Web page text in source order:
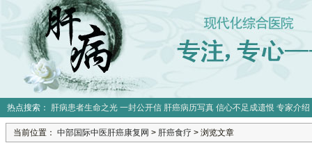
热点搜索： 肝病患者生命之光 一封公开信 肝癌病历写真 信心不足成遗恨 专家介绍
当前位置： 中部国际中医肝癌康复网 > 肝癌食疗 > 浏览文章